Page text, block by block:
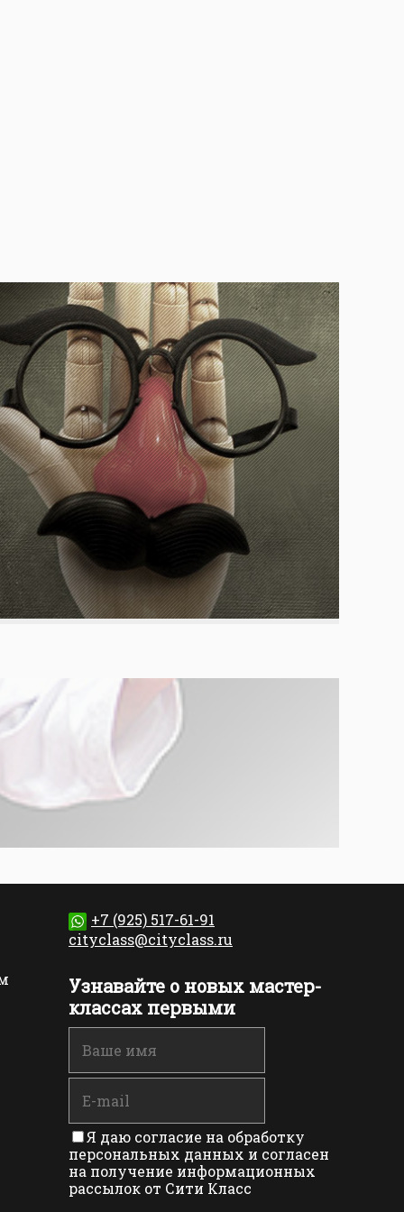
+7 (925) 517-61-91
cityclass@cityclass.ru
Узнавайте о новых мастер-
классах первыми
Я даю согласие на обработку
персональных данных и согласен
на получение информационных
рассылок от Сити Класс